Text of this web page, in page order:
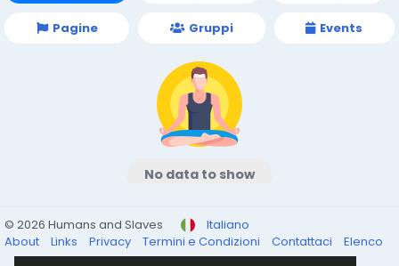
Pagine Gruppi Events
No data to show
© 2026 Humans and Slaves
Italiano
About
Links Privacy Termini e Condizioni Contattaci Elenco